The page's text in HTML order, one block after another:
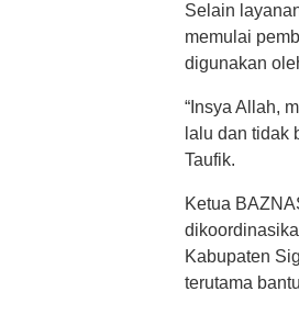
Selain
memulai
digunakan
“Insya Allah,
lalu dan tidak
Taufik.
Ketua
Kabupaten
terutama